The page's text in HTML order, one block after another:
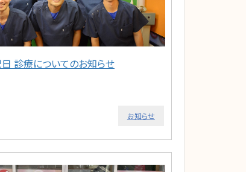
診療についてのお知らせ
お知らせ